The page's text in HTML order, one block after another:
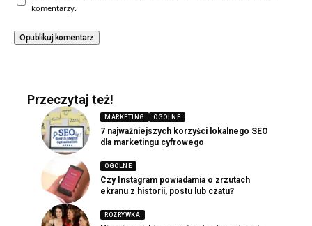
komentarzy.
Przeczytaj też!
MARKETING OGOLNE
7 najważniejszych korzyści lokalnego SEO
dla marketingu cyfrowego
OGOLNE
Czy Instagram powiadamia o zrzutach
ekranu z historii, postu lub czatu?
ROZRYWKA